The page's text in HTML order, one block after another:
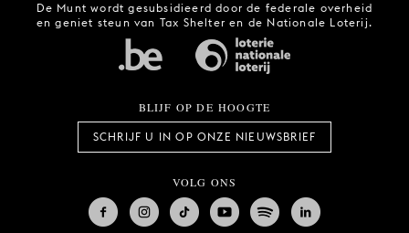
De Munt wordt gesubsidieerd door de federale overheid
en geniet steun van Tax Shelter en de Nationale Loterij.
BLIJF OP DE HOOGTE
SCHRIJF U IN OP ONZE NIEUWSBRIEF
VOLG ONS